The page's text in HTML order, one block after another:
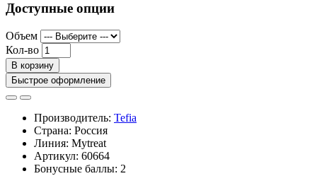
Доступные опции
Объем
Кол-во
В корзину
Быстрое оформление
Производитель: Tefia
Страна: Россия
Линия: Mytreat
Артикул: 60664
Бонусные баллы: 2